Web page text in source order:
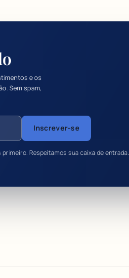
e os
Sem spam,
Inscrever-se
Respeitamos sua caixa de entrada.